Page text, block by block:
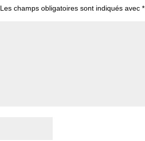
Les champs obligatoires sont indiqués avec*